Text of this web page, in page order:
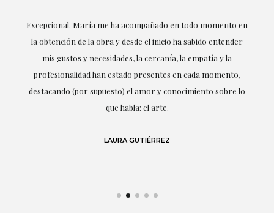
Excepcional. María me ha acompañado en todo momento en
la obtención de la obra y desde el inicio ha sabido entender
mis gustos y necesidades, la cercanía, la empatía y la
profesionalidad han estado presentes en cada momento,
destacando (por supuesto) el amor y conocimiento sobre lo
que habla: el arte.
LAURA GUTIÉRREZ